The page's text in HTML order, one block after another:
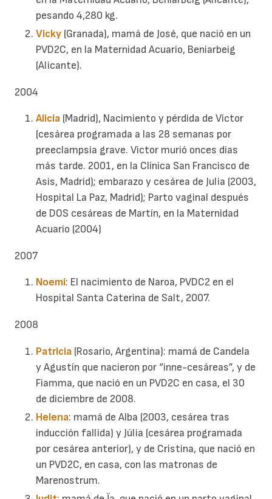
pesando 4,280 kg.
Vicky (Granada), mamá de José, que nació en un
PVD2C, en la Maternidad Acuario, Beniarbeig
(Alicante).
2004
Alicia (Madrid), Nacimiento y pérdida de Víctor
(cesárea programada a las 28 semanas por
preeclampsia grave. Victor murió onces días
más tarde. 2001, en la Clínica San Francisco de
Asis, Madrid); embarazo y cesárea de Julia (2003,
Hospital La Paz, Madrid); Parto vaginal después
de DOS cesáreas de Martín, en la Maternidad
Acuario (2004)
2007
Noemí: El nacimiento de Naroa, PVDC2 en el
Hospital Santa Caterina de Salt, 2007.
2008
Patricia (Rosario, Argentina): mamá de Candela
y Agustín que nacieron por “inne-cesáreas”, y de
Fiamma, que nació en un PVD2C en casa, el 30
de diciembre de 2008.
Helena: mamá de Alba (2003, cesárea tras
inducción fallida) y Júlia (cesárea programada
por cesárea anterior), y de Cristina, que nació en
un PVD2C, en casa, con las matronas de
Marenostrum.